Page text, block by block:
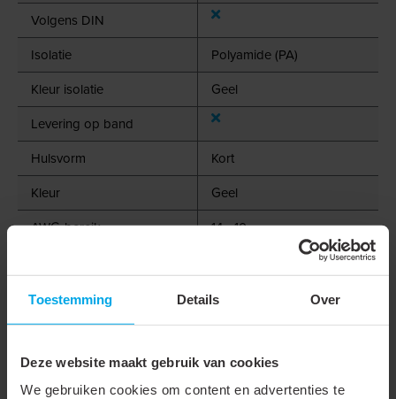
Toestemming Details Over
Deze website maakt gebruik van cookies
We gebruiken cookies om content en advertenties te
Volgens DIN
Isolatie
Polyamide (PA)
Kleur isolatie
Geel
Levering op band
Hulsvorm
Kort
Kleur
Geel
AWG-bereik
14 - 10
Geschikt voor meerdraads